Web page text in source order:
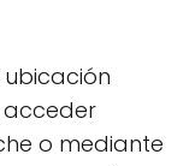
acceder
o mediante